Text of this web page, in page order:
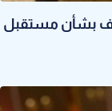
بشأن مستقبل